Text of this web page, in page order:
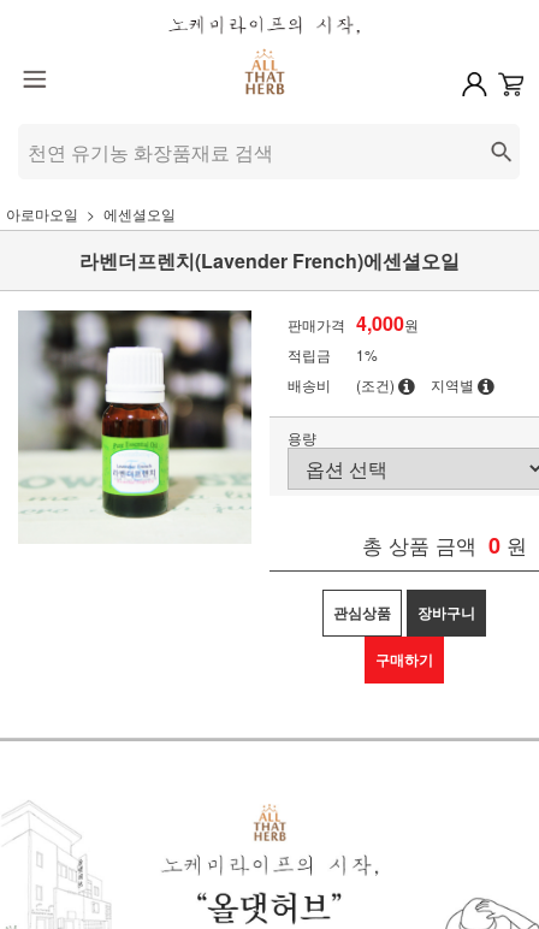
아로마오일 에센셜오일
라벤더프렌치(Lavender French)에센셜오일
판매가격 4,000원
적립금
1%
배송비
(조건) 지역별
용량
총 상품 금액 0 원
관심상품 장바구니
구매하기